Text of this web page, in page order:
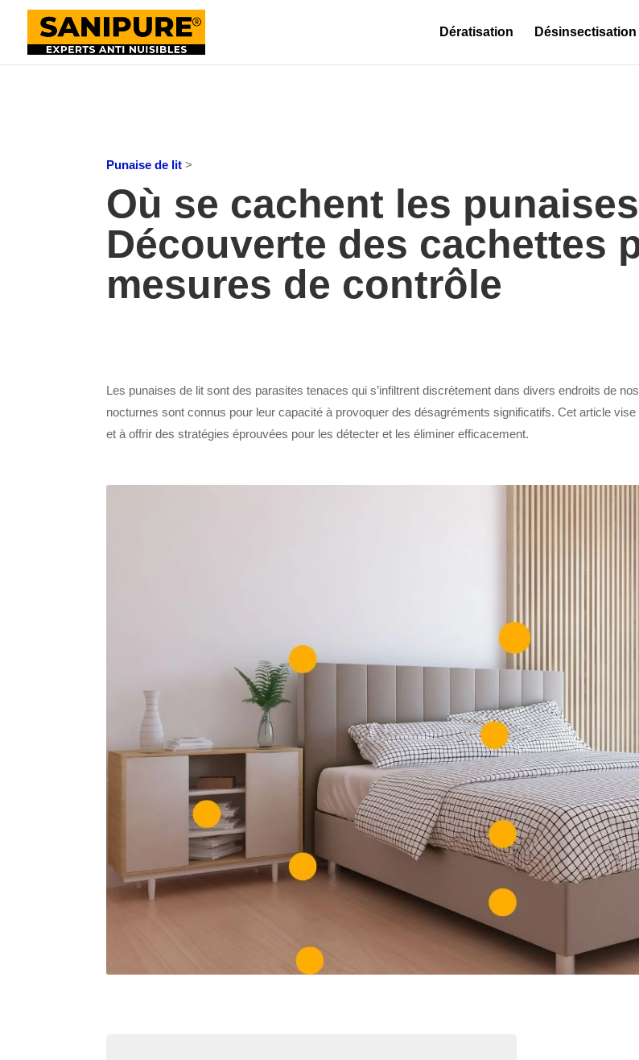
Dératisation Désinsectisation
Punaise de lit >
Où se cachent les
Découverte des cachettes
mesures de contrôle
Les punaises de lit sont des parasites tenaces qui s’infiltrent discrètement dans divers endroits de
nocturnes sont connus pour leur capacité à provoquer des désagréments significatifs. Cet article
et à offrir des stratégies éprouvées pour les détecter et les éliminer efficacement.